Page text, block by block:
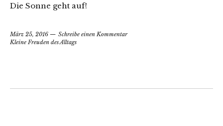
Die Sonne geht auf!
März 25, 2016
Schreibe einen Kommentar
Kleine Freuden des Alltags